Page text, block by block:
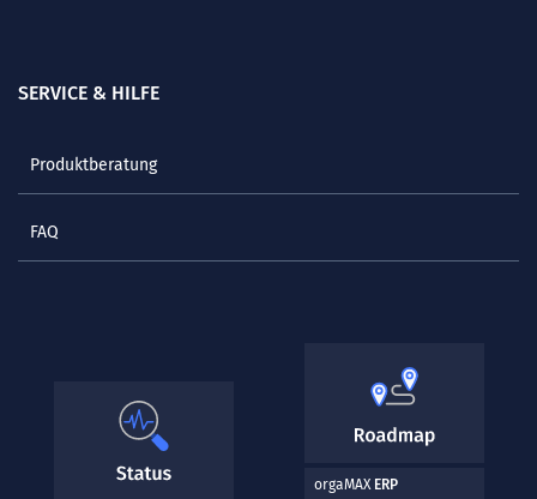
SERVICE & HILFE
Produktberatung
FAQ
orgaMAX ERP